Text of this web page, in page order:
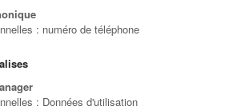
: numéro de téléphone
: Données d'utilisation